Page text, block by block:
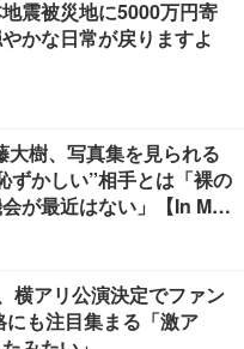
震被災地に5000万円寄
かな日常が戻りますよ
樹、写真集を見られる
ずかしい”相手とは「裸の
が最近はない」【In Moti
横アリ公演決定でファン
も注目集まる「激ア